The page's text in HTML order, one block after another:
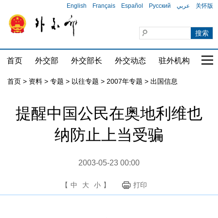
English Français Español Русский عربي 关怀版
首页 外交部 外交部长 外交动态 驻外机构 国
首页 > 资料 > 专题 > 以往专题 > 2007年专题 > 出国信息
提醒中国公民在奥地利维也
纳防止上当受骗
2003-05-23 00:00
【 中 大 小 】 打印